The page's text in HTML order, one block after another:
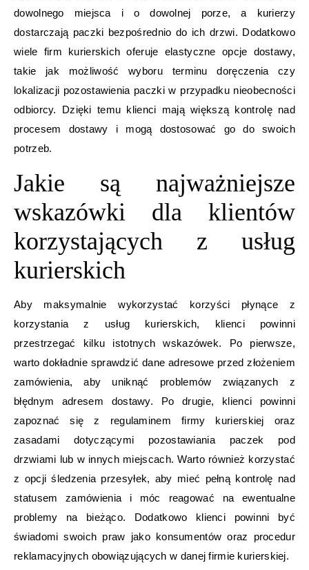
dowolnego miejsca i o dowolnej porze, a kurierzy
dostarczają paczki bezpośrednio do ich drzwi. Dodatkowo
wiele firm kurierskich oferuje elastyczne opcje dostawy,
takie jak możliwość wyboru terminu doręczenia czy
lokalizacji pozostawienia paczki w przypadku nieobecności
odbiorcy. Dzięki temu klienci mają większą kontrolę nad
procesem dostawy i mogą dostosować go do swoich
potrzeb.
Jakie są najważniejsze
wskazówki dla klientów
korzystających z usług
kurierskich
Aby maksymalnie wykorzystać korzyści płynące z
korzystania z usług kurierskich, klienci powinni
przestrzegać kilku istotnych wskazówek. Po pierwsze,
warto dokładnie sprawdzić dane adresowe przed złożeniem
zamówienia, aby uniknąć problemów związanych z
błędnym adresem dostawy. Po drugie, klienci powinni
zapoznać się z regulaminem firmy kurierskiej oraz
zasadami dotyczącymi pozostawiania paczek pod
drzwiami lub w innych miejscach. Warto również korzystać
z opcji śledzenia przesyłek, aby mieć pełną kontrolę nad
statusem zamówienia i móc reagować na ewentualne
problemy na bieżąco. Dodatkowo klienci powinni być
świadomi swoich praw jako konsumentów oraz procedur
reklamacyjnych obowiązujących w danej firmie kurierskiej.